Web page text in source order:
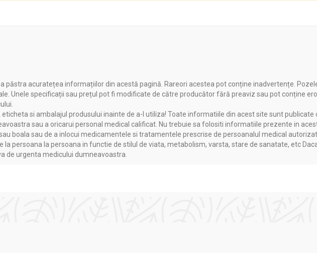
acuratețea informațiilor din acestă pagină. Rareori acestea pot conține inadvertențe.
Unele specificații sau prețul pot fi modificate de către producător fără preaviz sau pot conține
eticheta si ambalajul produsului inainte de a-l utiliza! Toate informatiile din acest site sunt
sau a oricarui personal medical calificat. Nu trebuie sa folositi informatiile prezente in
boala sau de a inlocui medicamentele si tratamentele prescrise de persoanalul medical
persoana la persoana in functie de stilul de viata, metabolism, varsta, stare de sanatate, etc
de urgenta medicului dumneavoastra.